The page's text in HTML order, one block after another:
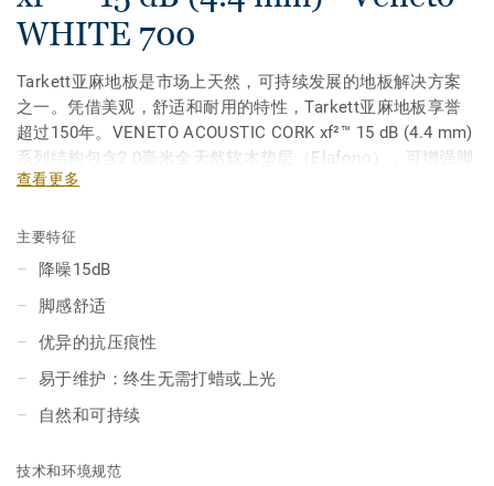
WHITE 700
Tarkett亚麻地板是市场上天然，可持续发展的地板解决方案
之一。凭借美观，舒适和耐用的特性，Tarkett亚麻地板享誉
超过150年。VENETO ACOUSTIC CORK xf²™ 15 dB (4.4 mm)
系列结构包含2.0毫米全天然软木垫层（Elafono），可增强脚
感舒适度，抵御压痕，并具备15dB降噪性能。产品采用独特
查看更多
主要特征
降噪15dB
脚感舒适
优异的抗压痕性
易于维护：终生无需打蜡或上光
自然和可持续
技术和环境规范